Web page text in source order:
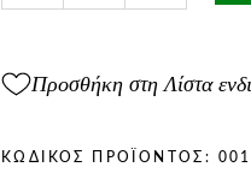
με
Πολτό
100grΠροσθήκη στη Λίστα
ΚΩΔΙΚΌΣ ΠΡΟΪΌΝΤΟΣ: